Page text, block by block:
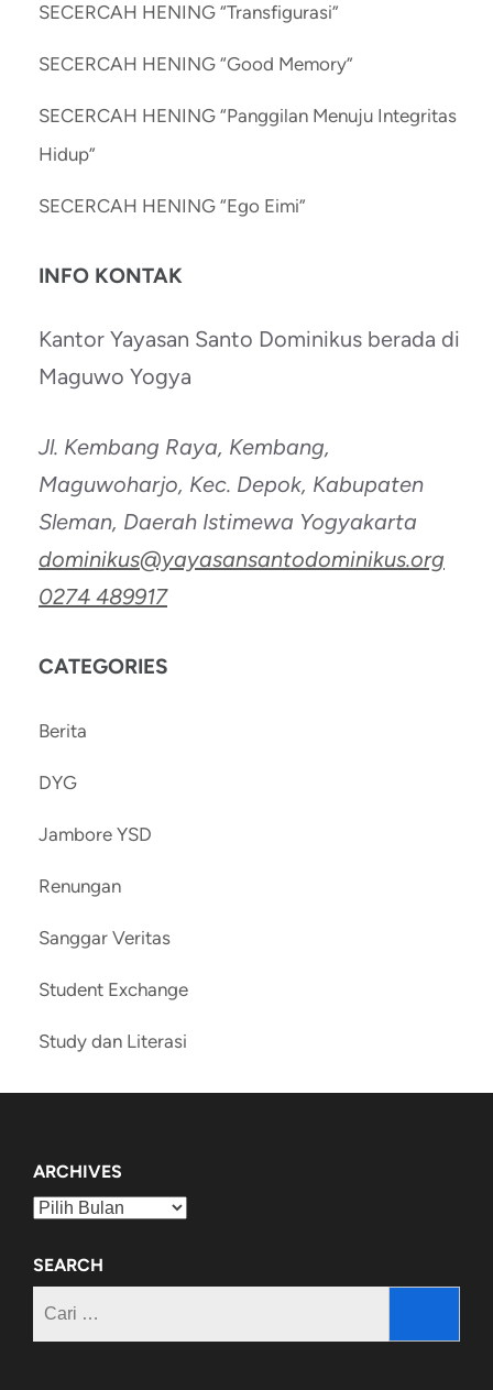
SECERCAH HENING “Transfigurasi”
SECERCAH HENING “Good Memory”
SECERCAH HENING “Panggilan Menuju Integritas
Hidup”
SECERCAH HENING “Ego Eimi”
INFO KONTAK
Kantor Yayasan Santo Dominikus berada di
Maguwo Yogya
Jl. Kembang Raya, Kembang,
Maguwoharjo, Kec. Depok, Kabupaten
Sleman, Daerah Istimewa Yogyakarta
dominikus@yayasansantodominikus.org
0274 489917
CATEGORIES
Berita
DYG
Jambore YSD
Renungan
Sanggar Veritas
Student Exchange
Study dan Literasi
ARCHIVES
Archives
SEARCH